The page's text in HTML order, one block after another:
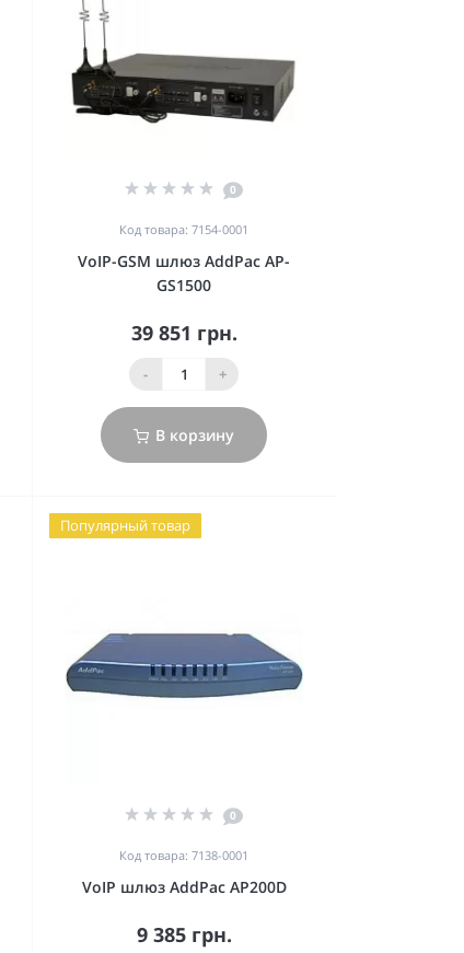
0
Код товара: 7154-0001
VoIP-GSM шлюз AddPac AP-
GS1500
39 851 грн.
- +
В корзину
Популярный товар
0
Код товара: 7138-0001
VoIP шлюз AddPac AP200D
9 385 грн.